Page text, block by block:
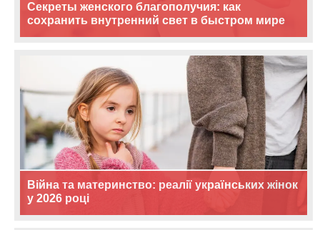
Секреты женского благополучия: как
сохранить внутренний свет в быстром мире
Війна та материнство: реалії українських жінок
у 2026 році